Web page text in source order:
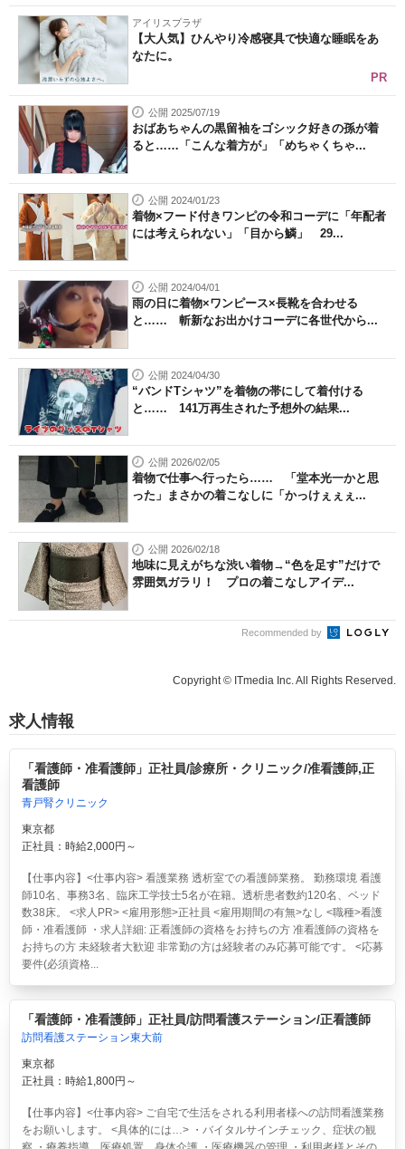
アイリスプラザ
【大人気】ひんやり冷感寝具で快適な睡眠をあ
なたに。
PR
公開 2025/07/19
おばあちゃんの黒留袖をゴシック好きの孫が着
ると……「こんな着方が」「めちゃくちゃ...
公開 2024/01/23
着物×フード付きワンピの令和コーデに「年配者
には考えられない」「目から鱗」 29...
公開 2024/04/01
雨の日に着物×ワンピース×長靴を合わせる
と…… 斬新なお出かけコーデに各世代から...
公開 2024/04/30
“バンドTシャツ”を着物の帯にして着付ける
と…… 141万再生された予想外の結果...
公開 2026/02/05
着物で仕事へ行ったら…… 「堂本光一かと思
った」まさかの着こなしに「かっけぇぇぇ...
公開 2026/02/18
地味に見えがちな渋い着物→“色を足す”だけで
雰囲気ガラリ！ プロの着こなしアイデ...
Recommended by
Copyright © ITmedia Inc. All Rights Reserved.
求人情報
「看護師・准看護師」正社員/診療所・クリニック/准看護師,正
看護師
青戸腎クリニック
東京都
正社員：時給2,000円～
【仕事内容】<仕事内容> 看護業務 透析室での看護師業務。 勤務環境 看護
師10名、事務3名、臨床工学技士5名が在籍。透析患者数約120名、ベッド
数38床。 <求人PR> <雇用形態>正社員 <雇用期間の有無>なし <職種>看護
師・准看護師 ・求人詳細: 正看護師の資格をお持ちの方 准看護師の資格を
お持ちの方 未経験者大歓迎 非常勤の方は経験者のみ応募可能です。 <応募
要件(必須資格...
「看護師・准看護師」正社員/訪問看護ステーション/正看護師
訪問看護ステーション東大前
東京都
正社員：時給1,800円～
【仕事内容】<仕事内容> ご自宅で生活をされる利用者様への訪問看護業務
をお願いします。 <具体的には…> ・バイタルサインチェック、症状の観